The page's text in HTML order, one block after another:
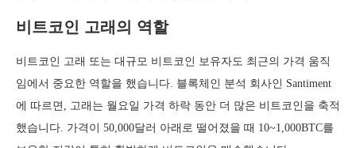
비트코인 고래의 역할
비트코인 고래 또는 대규모 비트코인 보유자도 최근의 가격 움직
임에서 중요한 역할을 했습니다. 블록체인 분석 회사인 Santiment
에 따르면, 고래는 월요일 가격 하락 동안 더 많은 비트코인을 축적
했습니다. 가격이 50,000달러 아래로 떨어졌을 때 10~1,000BTC를